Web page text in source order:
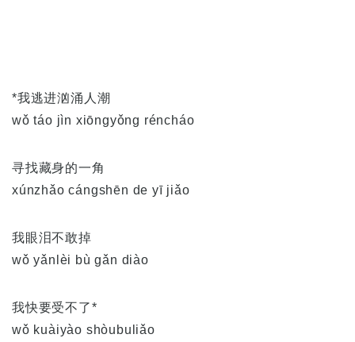
*我逃进汹涌人潮
wǒ táo jìn xiōngyǒng réncháo
寻找藏身的一角
xúnzhǎo cángshēn de yī jiǎo
我眼泪不敢掉
wǒ yǎnlèi bù gǎn diào
我快要受不了*
wǒ kuàiyào shòubuliǎo